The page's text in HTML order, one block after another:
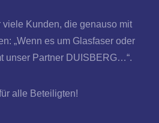
Kunden, die genauso mit
„Wenn es um Glasfaser oder
unser Partner DUISBERG…“.
alle Beteiligten!